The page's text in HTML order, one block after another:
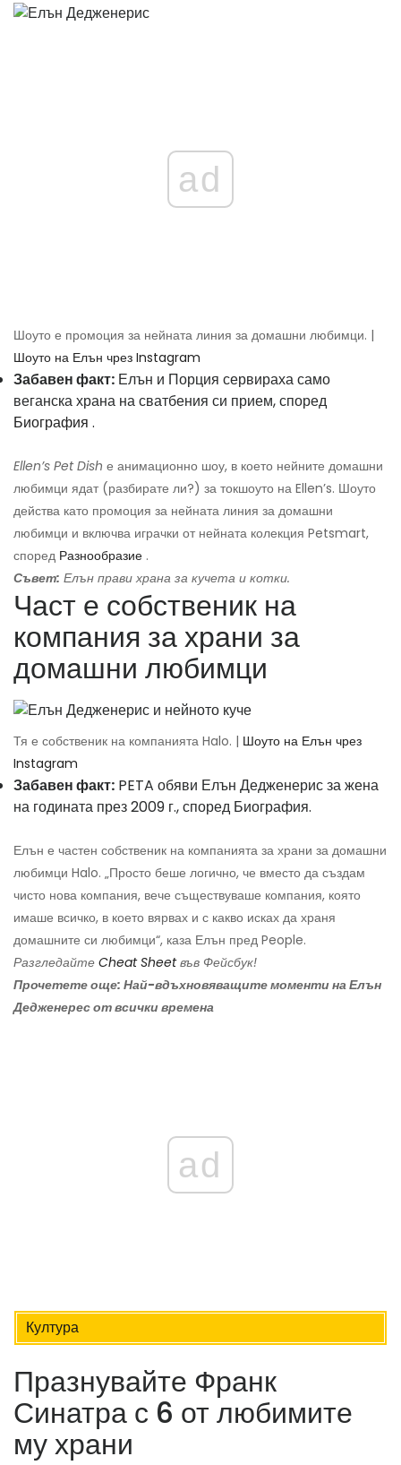
ad
Шоуто е промоция за нейната линия за домашни любимци. |
Шоуто на Елън чрез Instagram
Забавен факт: Елън и Порция сервираха само
веганска храна на сватбения си прием, според
Биография .
Ellen’s Pet Dish е анимационно шоу, в което нейните домашни
любимци ядат (разбирате ли?) за токшоуто на Ellen’s. Шоуто
действа като промоция за нейната линия за домашни
любимци и включва играчки от нейната колекция Petsmart,
според Разнообразие .
Съвет: Елън прави храна за кучета и котки.
Част е собственик на
компания за храни за
домашни любимци
Тя е собственик на компанията Halo. | Шоуто на Елън чрез
Instagram
Забавен факт: PETA обяви Елън Дедженерис за жена
на годината през 2009 г., според Биография.
Елън е частен собственик на компанията за храни за домашни
любимци Halo. „Просто беше логично, че вместо да създам
чисто нова компания, вече съществуваше компания, която
имаше всичко, в което вярвах и с какво исках да храня
домашните си любимци“, каза Елън пред People.
Разгледайте Cheat Sheetвъв Фейсбук!
Прочетете още: Най-вдъхновяващите моменти на Елън
Дедженерес от всички времена
ad
Култура
Празнувайте Франк
Синатра с 6 от любимите
му храни